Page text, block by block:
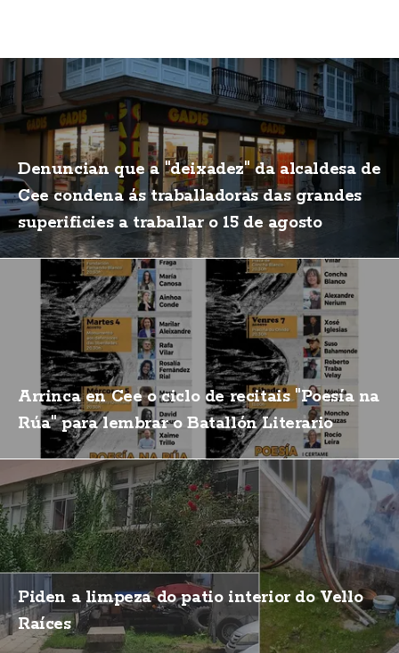
Denuncian que a "deixadez" da alcaldesa de
Cee condena ás traballadoras das grandes
superificies a traballar o 15 de agosto
Arrinca en Cee o ciclo de recitais "Poesía na
Rúa" para lembrar o Batallón Literario
Piden a limpeza do patio interior do Vello
Raíces